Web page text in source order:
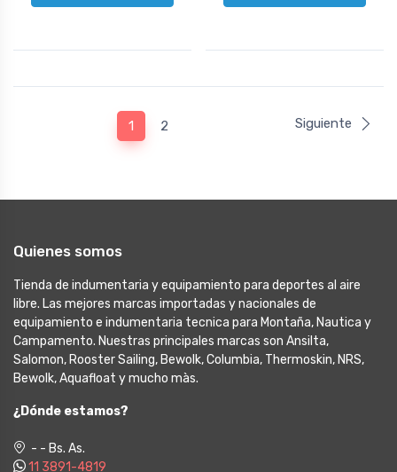
1 2 Siguiente
Quienes somos
Tienda de indumentaria y equipamiento para deportes al aire
libre. Las mejores marcas importadas y nacionales de
equipamiento e indumentaria tecnica para Montaña, Nautica y
Campamento. Nuestras principales marcas son Ansilta,
Salomon, Rooster Sailing, Bewolk, Columbia, Thermoskin, NRS,
Bewolk, Aquafloat y mucho màs.
¿Dónde estamos?
- - Bs. As.
11 3891-4819